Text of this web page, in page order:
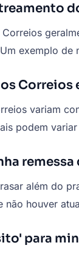
exemplo de
Correios
variam
podem
além do
houver
para